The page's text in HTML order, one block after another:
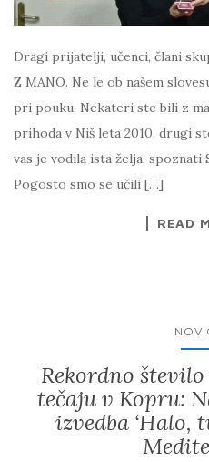
Dragi prijatelji, učenci, člani
Z MANO. Ne le ob našem
pri pouku. Nekateri ste bili z
prihoda v Niš leta 2010, drugi
vas je vodila ista želja, spoznati
Pogosto smo se učili […]
READ
Rekordno
tečaju v Kopru:
izvedba ‘Halo,